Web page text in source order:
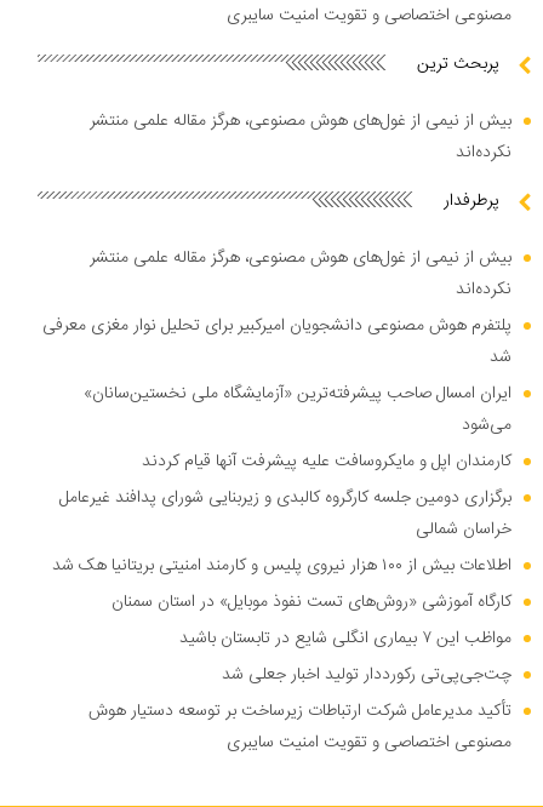
مصنوعی اختصاصی و تقویت امنیت سایبری
پربحث ترین
بیش از نیمی از غول‌های هوش مصنوعی، هرگز مقاله علمی منتشر
نکرده‌اند
پرطرفدار
بیش از نیمی از غول‌های هوش مصنوعی، هرگز مقاله علمی منتشر
نکرده‌اند
پلتفرم هوش مصنوعی دانشجویان امیرکبیر برای تحلیل نوار مغزی معرفی
شد
ایران امسال صاحب پیشرفته‌ترین «آزمایشگاه ملی نخستین‌سانان»
می‌شود
کارمندان اپل و مایکروسافت علیه پیشرفت آنها قیام کردند
برگزاری دومین جلسه کارگروه کالبدی و زیربنایی شورای پدافند غیرعامل
خراسان شمالی
اطلاعات بیش از ۱۰۰ هزار نیروی پلیس و کارمند امنیتی بریتانیا هک شد
کارگاه آموزشی «روش‌های تست نفوذ موبایل» در استان سمنان
مواظب این ۷ بیماری انگلی شایع در تابستان باشید
چت‌جی‌پی‌تی رکورددار تولید اخبار جعلی شد
تأکید مدیرعامل شرکت ارتباطات زیرساخت بر توسعه دستیار هوش
مصنوعی اختصاصی و تقویت امنیت سایبری